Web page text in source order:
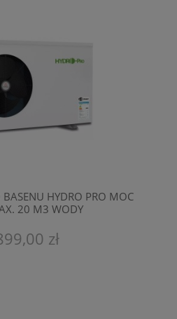
HYDRO PRO MOC
20 M3 WODY
zł